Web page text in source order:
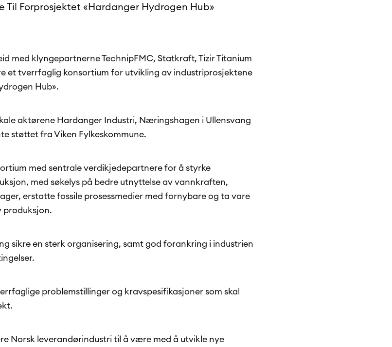
Til Forprosjektet «Hardanger Hydrogen Hub»
med klyngepartnerne TechnipFMC, Statkraft, Tizir Titanium
et tverrfaglig konsortium for utvikling av industriprosjektene
Hub».
aktørene Hardanger Industri, Næringshagen i Ullensvang
støttet fra Viken Fylkeskommune.
med sentrale verdikjedepartnere for å styrke
med søkelys på bedre utnyttelse av vannkraften,
erstatte fossile prosessmedier med fornybare og ta vare
produksjon.
sikre en sterk organisering, samt god forankring i industrien
problemstillinger og kravspesifikasjoner som skal
Norsk leverandørindustri til å være med å utvikle nye